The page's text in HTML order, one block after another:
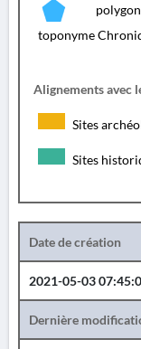
toponyme
Alignements avec
Sites
Sites
Date de création
2021-05-03
Dernière